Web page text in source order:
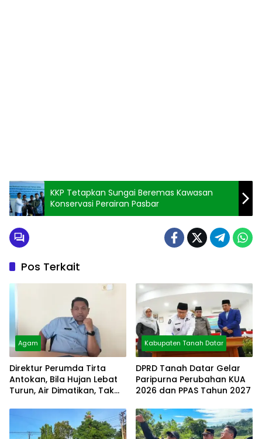
KKP Tetapkan Sungai Beremas Kawasan
Konservasi Perairan Pasbar
Pos Terkait
Agam
Direktur Perumda Tirta
Antokan, Bila Hujan Lebat
Turun, Air Dimatikan, Tak
Kabupaten Tanah Datar
DPRD Tanah Datar Gelar
Paripurna Perubahan KUA
2026 dan PPAS Tahun 2027